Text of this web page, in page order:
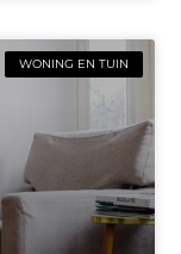
WONING EN TUIN